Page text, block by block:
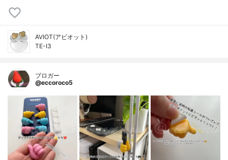
AVIOT(アビオット)
TE-I3
ブロガー
@eccoroco5